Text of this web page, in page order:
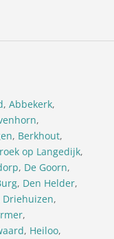
, Abbekerk,
,
, Berkhout,
op Langedijk,
, De Goorn,
, Den Helder,
Driehuizen,
,
, Heiloo,